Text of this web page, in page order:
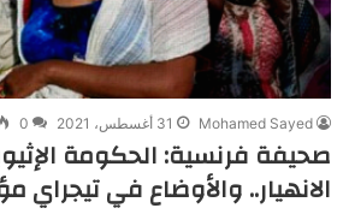
Mohamed Sayed 31 أغسطس، 2021 0
صحيفة فرنسية: الحكومة
الانهيار.. والأوضاع في تيجراي